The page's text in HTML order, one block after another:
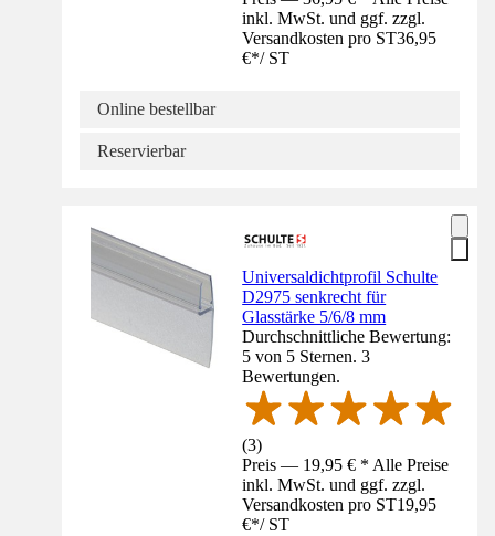
inkl. MwSt. und ggf. zzgl.
Versandkosten pro ST36,95
€*/ ST
Online bestellbar
Reservierbar
Universaldichtprofil Schulte
D2975 senkrecht für
Glasstärke 5/6/8 mm
Durchschnittliche Bewertung:
5 von 5 Sternen. 3
Bewertungen.
(3)
Preis — 19,95 € * Alle Preise
inkl. MwSt. und ggf. zzgl.
Versandkosten pro ST19,95
€*/ ST